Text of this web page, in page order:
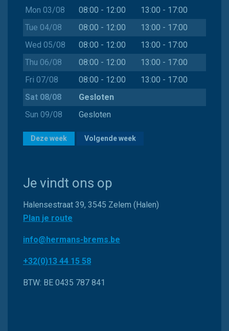
Mon 03/08
08:00 - 12:00
13:00 - 17:00
Tue 04/08
08:00 - 12:00
13:00 - 17:00
Wed 05/08
08:00 - 12:00
13:00 - 17:00
Thu 06/08
08:00 - 12:00
13:00 - 17:00
Fri 07/08
08:00 - 12:00
13:00 - 17:00
Sat 08/08
Gesloten
Sun 09/08
Gesloten
Deze week Volgende week
Je vindt ons op
Halensestraat 39, 3545 Zelem (Halen)
Plan je route
info@hermans-brems.be
+32(0)13 44 15 58
BTW: BE 0435 787 841